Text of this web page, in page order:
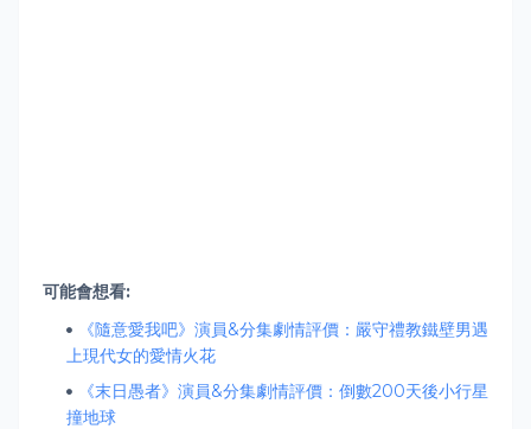
可能會想看:
《隨意愛我吧》演員&分集劇情評價：嚴守禮教鐵壁男遇
上現代女的愛情火花
《末日愚者》演員&分集劇情評價：倒數200天後小行星
撞地球